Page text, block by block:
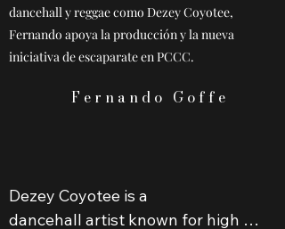
dancehall y reggae como Dezey Coyotee,
Fernando apoya la producción y la nueva
iniciativa de escaparate en PCCC.
Fernando Goffe
Dezey Coyotee is a
dancehall artist known for high